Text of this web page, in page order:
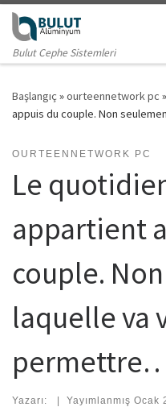
Skip to content
Bulut Cephe Sistemleri
Başlangıç »ourteennetwork pc »
appuis du couple. Non
OURTEENNETWORK PC
Le
appartient
couple.
laquelle va
Yazarı: | Yayımlanmış Ocak